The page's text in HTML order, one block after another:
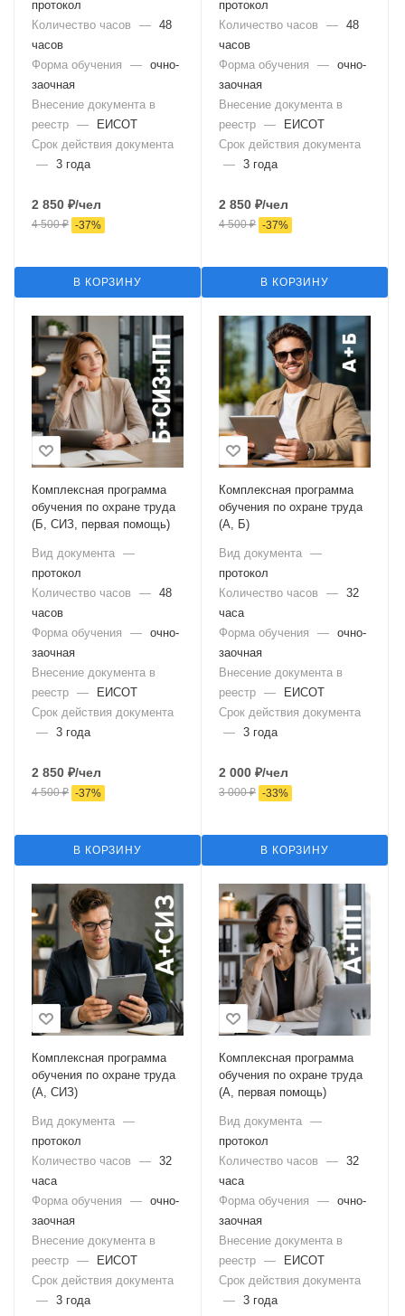
протокол
Количество часов
— 48
часов
Форма обучения
— очно-
заочная
Внесение документа в
реестр —
ЕИСОТ
Срок действия документа
— 3 года
2 850 ₽/чел
4 500₽ -37%
В КОРЗИНУ
протокол
Количество часов
— 48
часов
Форма обучения
— очно-
заочная
Внесение документа в
реестр —
ЕИСОТ
Срок действия документа
— 3 года
2 850 ₽/чел
4 500₽ -37%
В КОРЗИНУ
Комплексная программа
обучения по охране труда
(Б, СИЗ, первая помощь)
Вид документа —
протокол
Количество часов
— 48
часов
Форма обучения
— очно-
заочная
Внесение документа в
реестр —
ЕИСОТ
Срок действия документа
— 3 года
2 850 ₽/чел
4 500₽ -37%
В КОРЗИНУ
Комплексная программа
обучения по охране труда
(А, Б)
Вид документа —
протокол
Количество часов
— 32
часа
Форма обучения
— очно-
заочная
Внесение документа в
реестр —
ЕИСОТ
Срок действия документа
— 3 года
2 000 ₽/чел
3 000₽ -33%
В КОРЗИНУ
Комплексная программа
обучения по охране труда
(А, СИЗ)
Вид документа —
протокол
Количество часов
— 32
часа
Форма обучения
— очно-
заочная
Внесение документа в
реестр —
ЕИСОТ
Срок действия документа
— 3 года
Комплексная программа
обучения по охране труда
(А, первая помощь)
Вид документа —
протокол
Количество часов
— 32
часа
Форма обучения
— очно-
заочная
Внесение документа в
реестр —
ЕИСОТ
Срок действия документа
— 3 года